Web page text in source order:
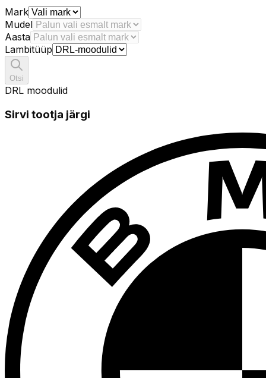
Mark
Mudel
Aasta
Lambitüüp
Otsi
DRL moodulid
Sirvi tootja järgi